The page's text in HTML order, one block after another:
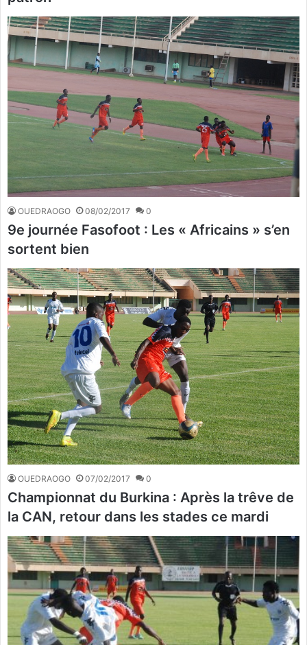
OUEDRAOGO 08/02/2017 0
9e journée Fasofoot : Les « Africains » s’en
sortent bien
OUEDRAOGO 07/02/2017 0
Championnat du Burkina : Après la trêve de
la CAN, retour dans les stades ce mardi